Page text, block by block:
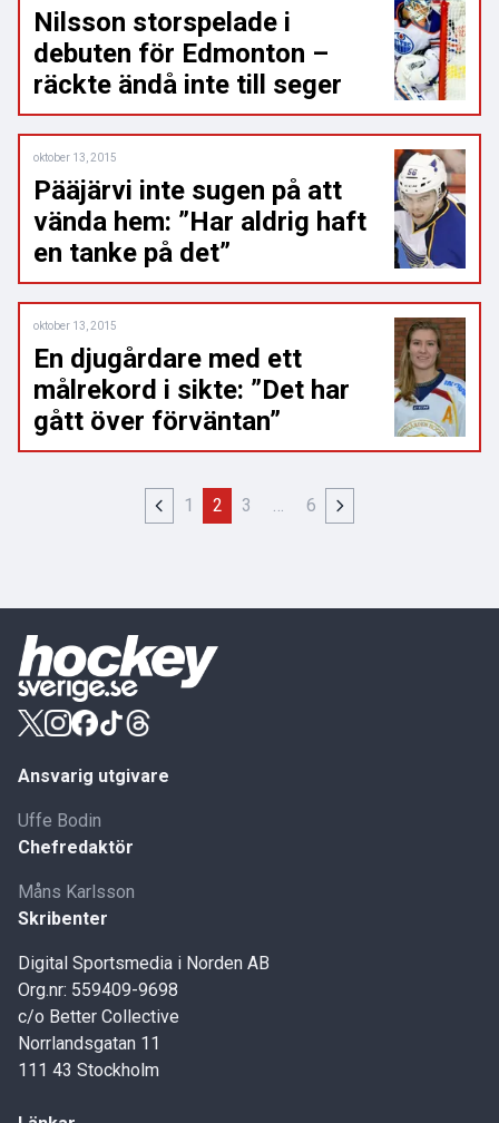
Nilsson storspelade i
debuten för Edmonton –
räckte ändå inte till seger
oktober 13, 2015
Pääjärvi inte sugen på att
vända hem: ”Har aldrig haft
en tanke på det”
oktober 13, 2015
En djugårdare med ett
målrekord i sikte: ”Det har
gått över förväntan”
1 2 3 … 6
Ansvarig utgivare
Uffe Bodin
Chefredaktör
Måns Karlsson
Skribenter
Digital Sportsmedia i Norden AB
Org.nr: 559409-9698
c/o Better Collective
Norrlandsgatan 11
111 43 Stockholm